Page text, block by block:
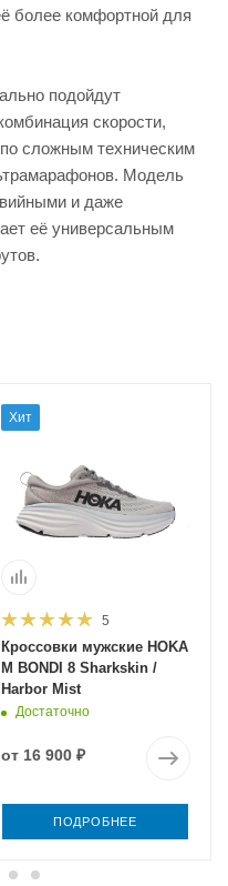
более комфортной для
подойдут
скорости,
сложным техническим
Модель
и даже
её универсальным
Хит
5
Кроссовки мужские HOKA
M BONDI 8 Sharkskin /
Harbor Mist
Достаточно
от 16 900 ₽
ПОДРОБНЕЕ